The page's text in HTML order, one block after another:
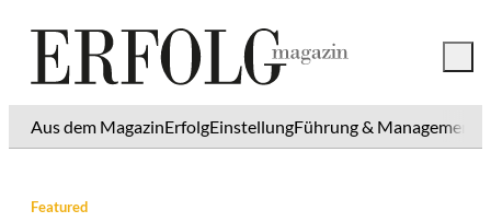
Aus dem MagazinErfolgEinstellungFührung & Management
Featured